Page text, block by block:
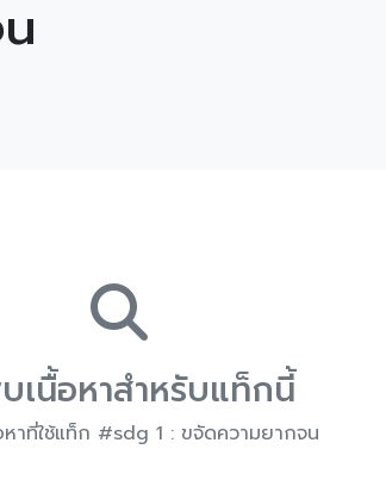
เนื้อหาสำหรับแท็กนี้
หาที่ใช้แท็ก #sdg 1 : ขจัดความยากจน